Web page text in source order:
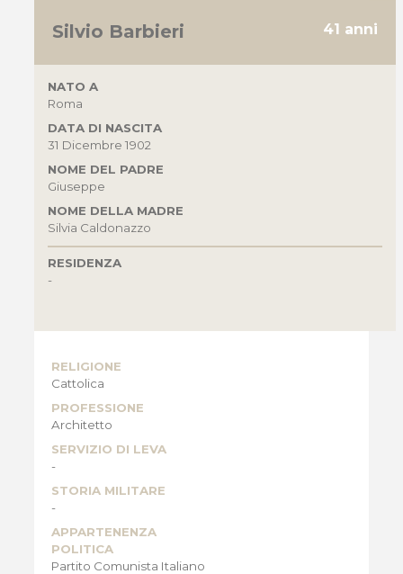
Silvio Barbieri 41 anni
NATO A
Roma
DATA DI NASCITA
31 Dicembre 1902
NOME DEL PADRE
Giuseppe
NOME DELLA MADRE
Silvia Caldonazzo
RESIDENZA
-
RELIGIONE
Cattolica
PROFESSIONE
Architetto
SERVIZIO DI LEVA
-
STORIA MILITARE
-
APPARTENENZA
POLITICA
Partito Comunista Italiano